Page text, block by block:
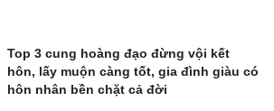
Top 3 cung hoàng đạo đừng vội kết
hôn, lấy muộn càng tốt, gia đình giàu có
hôn nhân bền chặt cả đời